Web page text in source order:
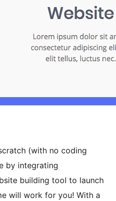
(with no coding
by integrating
building tool to launch
will work for you! With a